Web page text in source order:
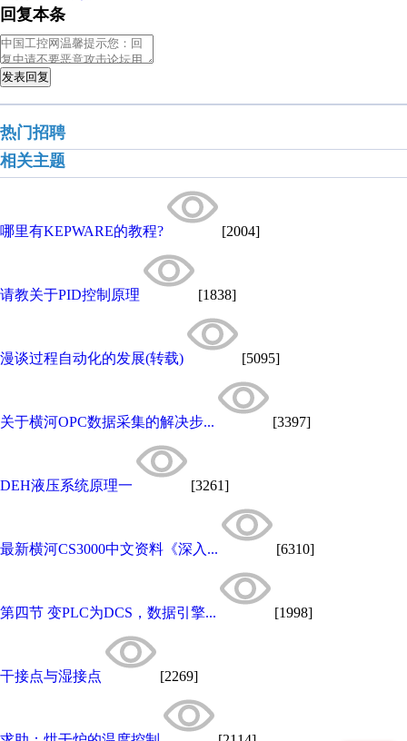
回复本条
发表回复
热门招聘
相关主题
哪里有KEPWARE的教程? [2004]
请教关于PID控制原理 [1838]
漫谈过程自动化的发展(转载) [5095]
关于横河OPC数据采集的解决步... [3397]
DEH液压系统原理一 [3261]
最新横河CS3000中文资料《深入... [6310]
第四节 变PLC为DCS，数据引擎... [1998]
干接点与湿接点 [2269]